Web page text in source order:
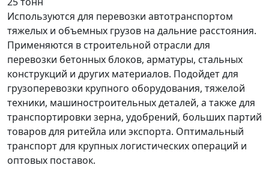
Используются для перевозки автотранспортом
тяжелых и объемных грузов на дальние расстояния.
Применяются в строительной отрасли для
перевозки бетонных блоков, арматуры, стальных
конструкций и других материалов. Подойдет для
грузоперевозки крупного оборудования, тяжелой
техники, машиностроительных деталей, а также для
транспортировки зерна, удобрений, больших партий
товаров для ритейла или экспорта. Оптимальный
транспорт для крупных логистических операций и
оптовых поставок.